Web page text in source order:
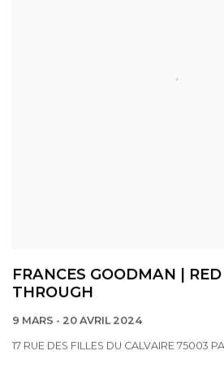
FRANCES GOODMAN |
THROUGH
9 MARS - 20 AVRIL 2024
17 RUE DES FILLES DU CALVAIRE 75003